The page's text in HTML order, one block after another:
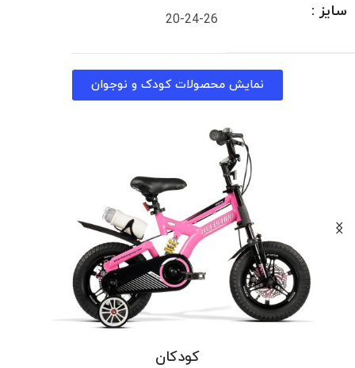
سایز : 20-24-26
نمایش محصولات کودک و نوجوان
کودکان